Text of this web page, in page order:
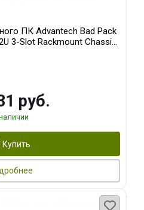
ПК Advantech Bad Pack
3-Slot Rackmount Chassis
with Front I Advantech
руб.
Купить